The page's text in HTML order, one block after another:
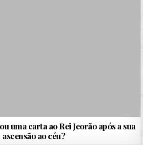
uma carta ao Rei Jeorão após a sua
ascensão ao céu?